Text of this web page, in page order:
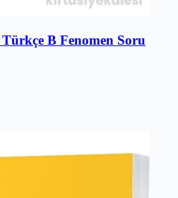
B Fenomen Soru